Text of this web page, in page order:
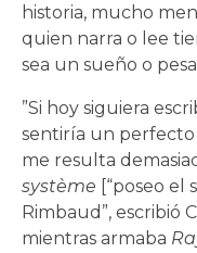
historia, mucho
quien narra o lee
sea un sueño o
”Si hoy siguiera
sentiría un perfecto
me resulta
système [“poseo el
Rimbaud”, escribió
mientras armaba